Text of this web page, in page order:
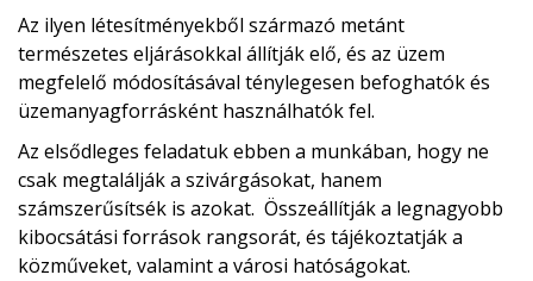
Az ilyen létesítményekből származó metánt
természetes eljárásokkal állítják elő, és az üzem
megfelelő módosításával ténylegesen befoghatók és
üzemanyagforrásként használhatók fel.
Az elsődleges feladatuk ebben a munkában, hogy ne
csak megtalálják a szivárgásokat, hanem
számszerűsítsék is azokat. Összeállítják a legnagyobb
kibocsátási források rangsorát, és tájékoztatják a
közműveket, valamint a városi hatóságokat.